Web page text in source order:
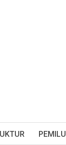
PEMILU